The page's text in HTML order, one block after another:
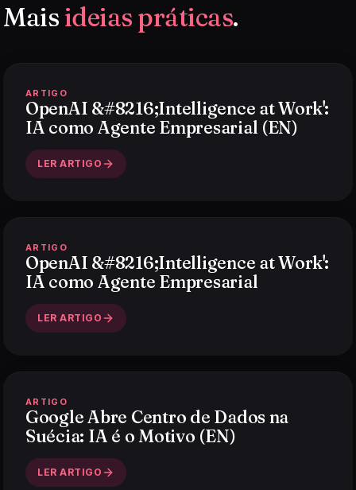
Mais ideias práticas.
ARTIGO
OpenAI &#8216;Intelligence at Work':
IA como Agente Empresarial (EN)
LER ARTIGO
ARTIGO
OpenAI &#8216;Intelligence at Work':
IA como Agente Empresarial
LER ARTIGO
ARTIGO
Google Abre Centro de Dados na
Suécia: IA é o Motivo (EN)
LER ARTIGO